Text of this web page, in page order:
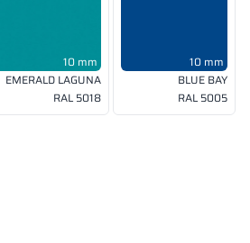
10 mm
EMERALD LAGUNA
RAL 5018
10 mm
BLUE BAY
RAL 5005